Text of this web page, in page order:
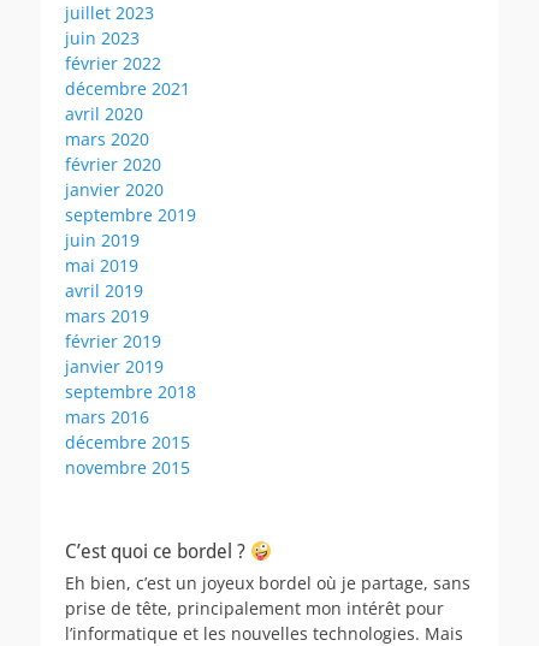
juillet 2023
juin 2023
février 2022
décembre 2021
avril 2020
mars 2020
février 2020
janvier 2020
septembre 2019
juin 2019
mai 2019
avril 2019
mars 2019
février 2019
janvier 2019
septembre 2018
mars 2016
décembre 2015
novembre 2015
C’est quoi ce bordel ?
Eh bien, c’est un joyeux bordel où je partage, sans
prise de tête, principalement mon intérêt pour
l’informatique et les nouvelles technologies. Mais